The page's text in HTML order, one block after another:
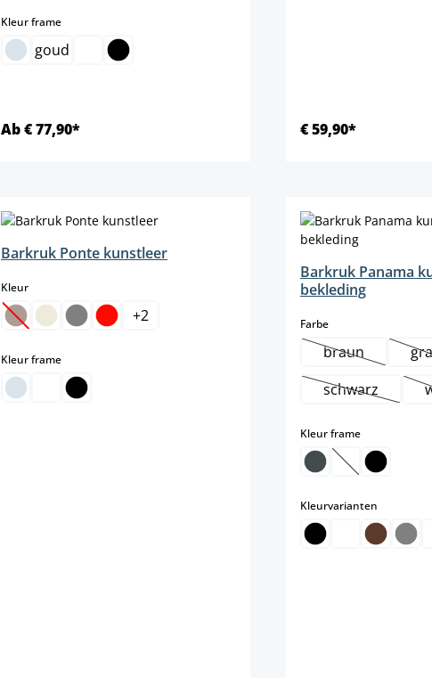
Kleur frameselect
goud
Ab € 77,90* € 59,90*
Barkruk Ponte kunstleer
Kleurselect
(Deze optie is momenteel niet beschikbaar.)
+2
Kleur frameselect
Barkruk Panama
bekleding
Farbeselect
braun(Deze optie is
schwarz(Deze optie
Kleur frameselect
(Deze optie is
Kleurvarianten